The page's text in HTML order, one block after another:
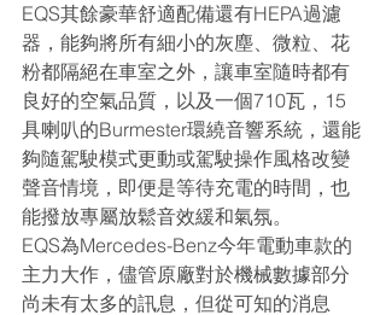
EQS其餘豪華舒適配備還有HEPA過濾
器，能夠將所有細小的灰塵、微粒、花
粉都隔絕在車室之外，讓車室隨時都有
良好的空氣品質，以及一個710瓦，15
具喇叭的Burmester環繞音響系統，還能
夠隨駕駛模式更動或駕駛操作風格改變
聲音情境，即便是等待充電的時間，也
能撥放專屬放鬆音效緩和氣氛。
EQS為Mercedes-Benz今年電動車款的
主力大作，儘管原廠對於機械數據部分
尚未有太多的訊息，但從可知的消息